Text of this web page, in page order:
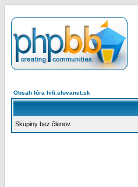
Obsah fóra hifi.slovanet.sk
Skupiny bez členov.